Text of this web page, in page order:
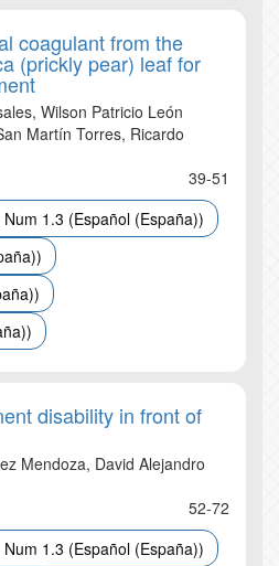
coagulant from the
(prickly pear) leaf for
Wilson Patricio León
Martín Torres, Ricardo
39-51
1.3 (Español (España))
disability in front of
Mendoza, David Alejandro
52-72
1.3 (Español (España))